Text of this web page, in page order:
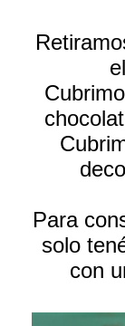
Para
solo
con